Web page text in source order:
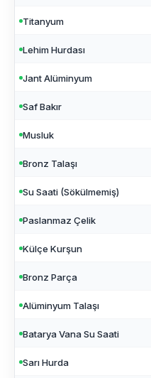
Titanyum
Lehim Hurdası
Jant Alüminyum
Saf Bakır
Musluk
Bronz Talaşı
Su Saati (Sökülmemiş)
Paslanmaz Çelik
Külçe Kurşun
Bronz Parça
Alüminyum Talaşı
Batarya Vana Su Saati
Sarı Hurda